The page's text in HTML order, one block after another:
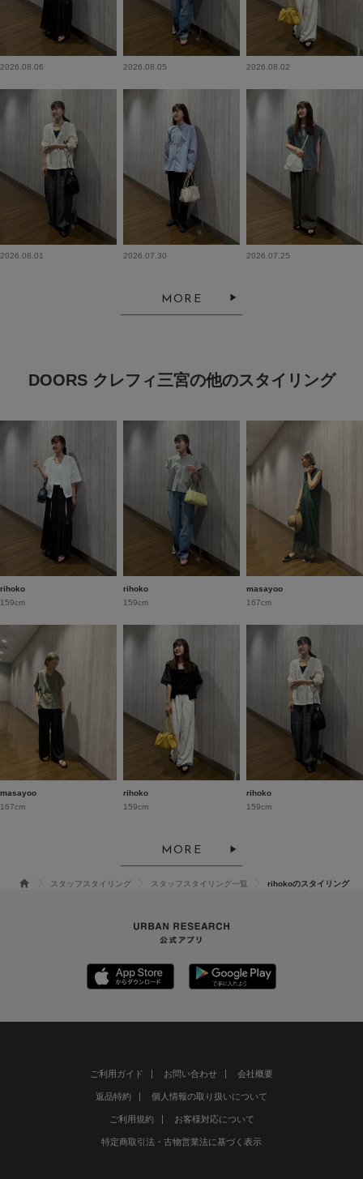
2026.08.06 2026.08.05 2026.08.02
2026.08.01 2026.07.30 2026.07.25
MORE
DOORS クレフィ三宮の他のスタイリング
rihoko
159cm
rihoko
159cm
masayoo
167cm
masayoo
167cm
rihoko
159cm
rihoko
159cm
MORE
スタッフスタイリング スタッフスタイリング一覧 rihokoのスタイリング
ご利用ガイド お問い合わせ 会社概要
返品特約 個人情報の取り扱いについて
ご利用規約 お客様対応について
特定商取引法・古物営業法に基づく表示